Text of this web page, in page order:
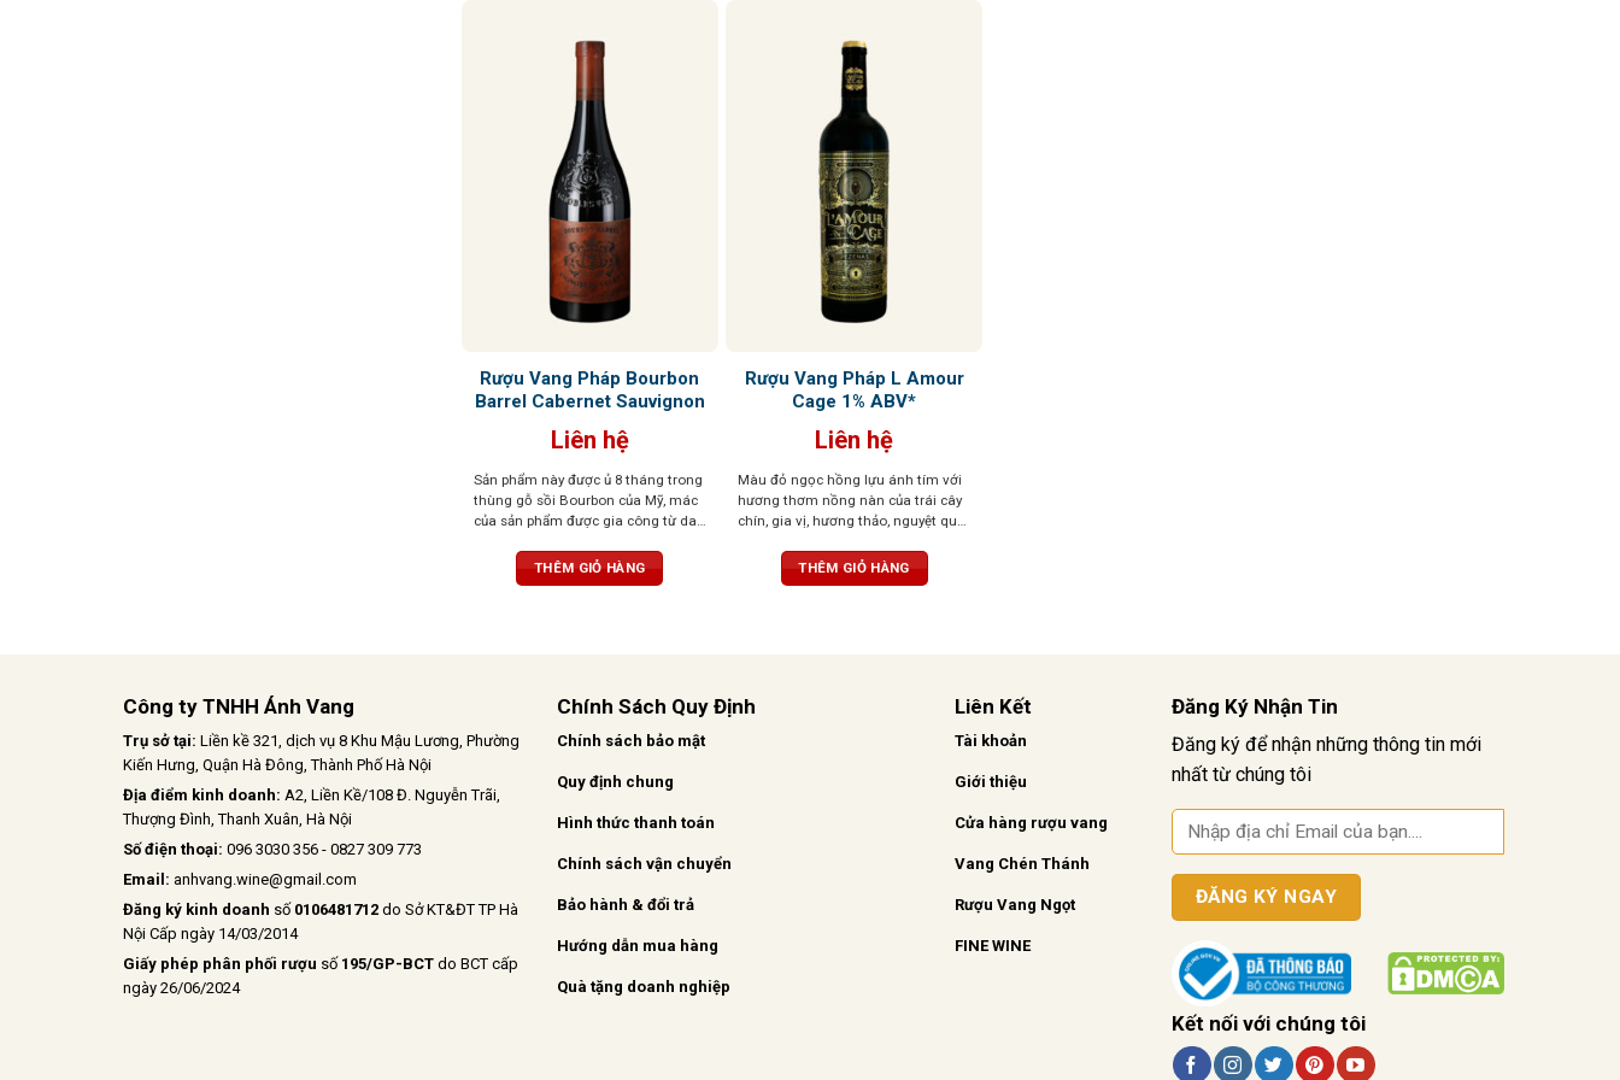
Rượu Vang Pháp Bourbon
Barrel Cabernet Sauvignon
Liên hệ
Sản phẩm này được ủ 8 tháng trong
thùng gỗ sồi Bourbon của Mỹ, mác
của sản phẩm được gia công từ da
tượng và vô cùng sang trọng, Rượu
phản chiếu màu hồng ngọc. Mùi
THÊM GIỎ HÀNG
Rượu Vang Pháp L Amour
Cage 1% ABV*
Liên hệ
Màu đỏ ngọc hồng lựu ánh tím với
hương thơm nồng nàn của trái cây
chín, gia vị, hương thảo, nguyệt quế,
tinh tế, tròn trịa, bền bỉ và tannin
mượt mà.
THÊM GIỎ HÀNG
Công ty TNHH Ánh Vang
Trụ sở tại: Liền kề 321, dịch vụ 8 Khu Mậu Lương, Phường
Kiến Hưng, Quận Hà Đông, Thành Phố Hà Nội
Địa điểm kinh doanh: A2, Liền Kề/108 Đ. Nguyễn Trãi,
Thượng Đình, Thanh Xuân, Hà Nội
Số điện thoại: 096 3030 356 - 0827 309 773
Email: anhvang.wine@gmail.com
Đăng ký kinh doanh số 0106481712 do Sở KT&ĐT TP Hà
Nội Cấp ngày 14/03/2014
Giấy phép phân phối rượu số 195/GP-BCT do BCT cấp
ngày 26/06/2024
Chính Sách Quy Định
Chính sách bảo mật
Quy định chung
Hình thức thanh toán
Chính sách vận chuyển
Bảo hành & đổi trả
Hướng dẫn mua hàng
Quà tặng doanh nghiệp
Liên Kết
Tài khoản
Giới thiệu
Cửa hàng rượu vang
Vang Chén Thánh
Rượu Vang Ngọt
FINE WINE
Đăng Ký Nhận Tin
Đăng ký để nhận những thông tin mới
nhất từ chúng tôi
Kết nối với chúng tôi